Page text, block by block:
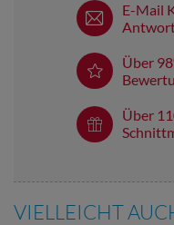
E-Mail
Über
Über
VIELLEICHT